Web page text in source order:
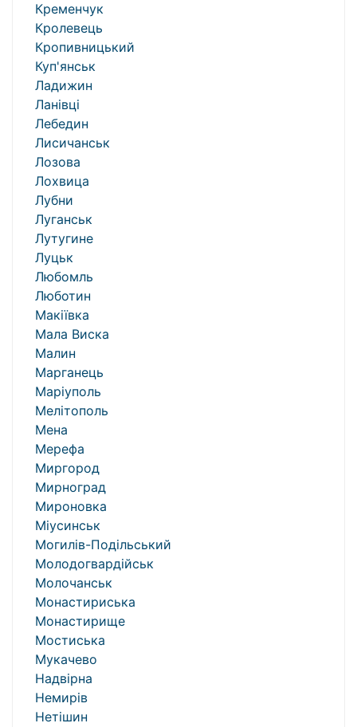
Кременчук
Кролевець
Кропивницький
Куп'янськ
Ладижин
Ланівці
Лебедин
Лисичанськ
Лозова
Лохвица
Лубни
Луганськ
Лутугине
Луцьк
Любомль
Люботин
Макіївка
Мала Виска
Малин
Марганець
Маріуполь
Мелітополь
Мена
Мерефа
Миргород
Мирноград
Мироновка
Міусинськ
Могилів-Подільський
Молодогвардійськ
Молочанськ
Монастириська
Монастирище
Мостиська
Мукачево
Надвірна
Немирів
Нетішин